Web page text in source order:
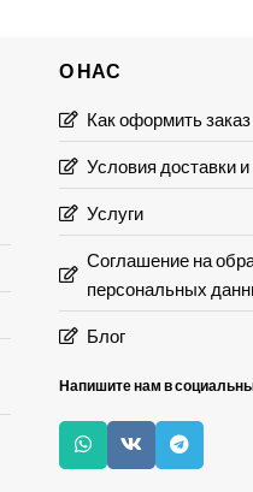
О НАС
Как оформить заказ
Условия доставки
Услуги
Соглашение на
персональных
Блог
Напишите нам в